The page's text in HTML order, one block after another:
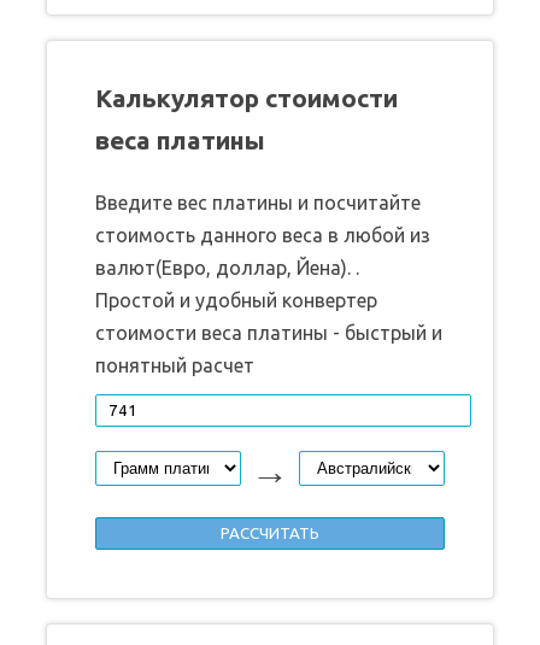
Калькулятор стоимости
веса платины
Введите вес платины и посчитайте
стоимость данного веса в любой из
валют(Евро, доллар, Йена). .
Простой и удобный конвертер
стоимости веса платины - быстрый и
понятный расчет
→